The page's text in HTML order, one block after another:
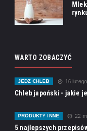
WARTO ZOBACZYĆ
JEDZ CHLEB 16
Chleb japoński - jakie
PRODUKTY INNE 22
5 najlepszych